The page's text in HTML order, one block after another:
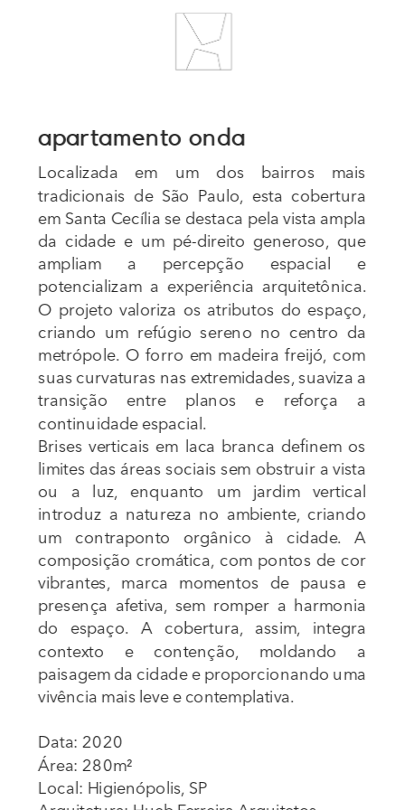
apartamento onda
Localizada em um dos bairros mais
tradicionais de São Paulo, esta cobertura
em Santa Cecília se destaca pela vista ampla
da cidade e um pé-direito generoso, que
ampliam a percepção espacial e
potencializam a experiência arquitetônica.
O projeto valoriza os atributos do espaço,
criando um refúgio sereno no centro da
metrópole. O forro em madeira freijó, com
suas curvaturas nas extremidades, suaviza a
transição entre planos e reforça a
continuidade espacial.
Brises verticais em laca branca definem os
limites das áreas sociais sem obstruir a vista
ou a luz, enquanto um jardim vertical
introduz a natureza no ambiente, criando
um contraponto orgânico à cidade. A
composição cromática, com pontos de cor
vibrantes, marca momentos de pausa e
presença afetiva, sem romper a harmonia
do espaço. A cobertura, assim, integra
contexto e contenção, moldando a
paisagem da cidade e proporcionando uma
vivência mais leve e contemplativa.
Data: 2020
Área: 280m²
Local: Higienópolis, SP